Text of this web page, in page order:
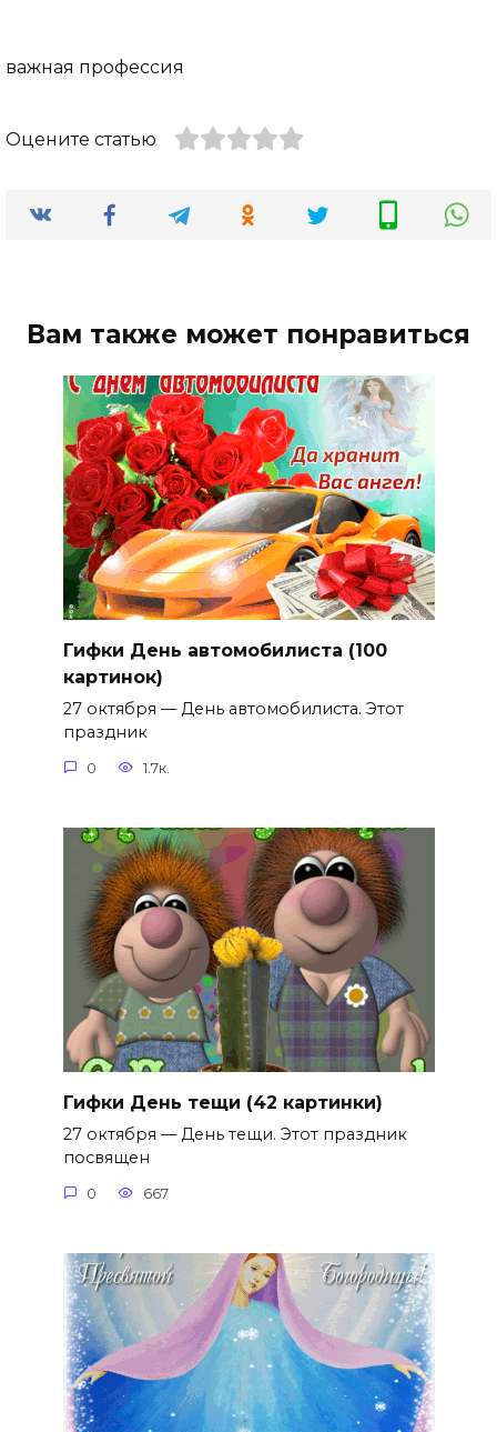
важная профессия
Оцените статью
Вам также может понравиться
Гифки День автомобилиста (100
картинок)
27 октября — День автомобилиста. Этот
праздник
0 1.7к.
Гифки День тещи (42 картинки)
27 октября — День тещи. Этот праздник
посвящен
0 667